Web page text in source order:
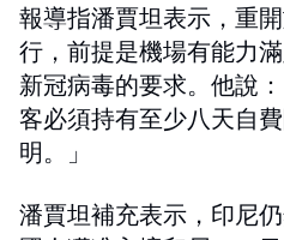
報導指潘賈坦表示，重
行，前提是機場有能力
新冠病毒的要求。他說
客必須持有至少八天自
明。」
潘賈坦補充表示，印尼